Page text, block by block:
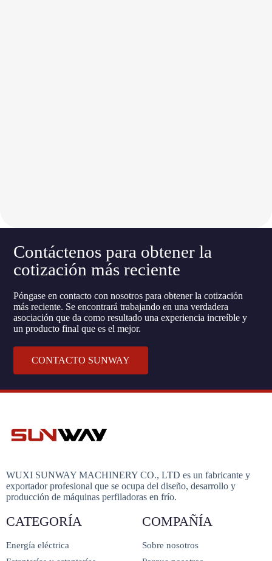
Contáctenos para obtener la
cotización más reciente
Póngase en contacto con nosotros para obtener la cotización
más reciente. Se encontrará trabajando en una verdadera
asociación que da como resultado una experiencia increíble y
un producto final que es el mejor.
CONTACTO SUNWAY
WUXI SUNWAY MACHINERY CO., LTD es un fabricante y
exportador profesional que se ocupa del diseño, desarrollo y
producción de máquinas perfiladoras en frío.
CATEGORÍA
Energía eléctrica
COMPAÑÍA
Sobre nosotros